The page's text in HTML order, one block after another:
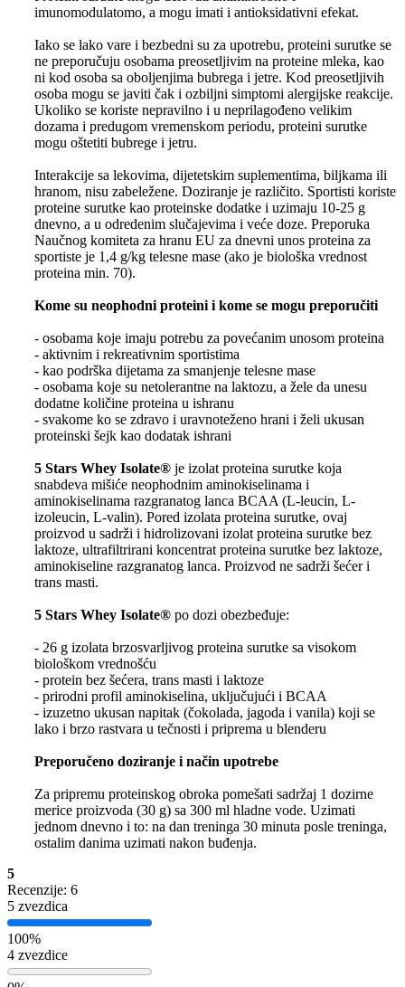
imunomodulatomo, a mogu imati i antioksidativni efekat.
Iako se lako vare i bezbedni su za upotrebu, proteini surutke se
ne preporučuju osobama preosetljivim na proteine mleka, kao
ni kod osoba sa oboljenjima bubrega i jetre. Kod preosetljivih
osoba mogu se javiti čak i ozbiljni simptomi alergijske reakcije.
Ukoliko se koriste nepravilno i u neprilagođeno velikim
dozama i predugom vremenskom periodu, proteini surutke
mogu oštetiti bubrege i jetru.
Interakcije sa lekovima, dijetetskim suplementima, biljkama ili
hranom, nisu zabeležene. Doziranje je različito. Sportisti koriste
proteine surutke kao proteinske dodatke i uzimaju 10-25 g
dnevno, a u odredenim slučajevima i veće doze. Preporuka
Naučnog komiteta za hranu EU za dnevni unos proteina za
sportiste je 1,4 g/kg telesne mase (ako je biološka vrednost
proteina min. 70).
Kome su neophodni proteini i kome se mogu preporučiti
- osobama koje imaju potrebu za povećanim unosom proteina
- aktivnim i rekreativnim sportistima
- kao podrška dijetama za smanjenje telesne mase
- osobama koje su netolerantne na laktozu, a žele da unesu
dodatne količine proteina u ishranu
- svakome ko se zdravo i uravnoteženo hrani i želi ukusan
proteinski šejk kao dodatak ishrani
5 Stars Whey Isolate® je izolat proteina surutke koja
snabdeva mišiće neophodnim aminokiselinama i
aminokiselinama razgranatog lanca BCAA (L-leucin, L-
izoleucin, L-valin). Pored izolata proteina surutke, ovaj
proizvod u sadrži i hidrolizovani izolat proteina surutke bez
laktoze, ultrafiltrirani koncentrat proteina surutke bez laktoze,
aminokiseline razgranatog lanca. Proizvod ne sadrži šećer i
trans masti.
5 Stars Whey Isolate® po dozi obezbeđuje:
- 26 g izolata brzosvarljivog proteina surutke sa visokom
biološkom vrednošću
- protein bez šećera, trans masti i laktoze
- prirodni profil aminokiselina, uključujući i BCAA
- izuzetno ukusan napitak (čokolada, jagoda i vanila) koji se
lako i brzo rastvara u tečnosti i priprema u blenderu
Preporučeno doziranje i način upotrebe
Za pripremu proteinskog obroka pomešati sadržaj 1 dozirne
merice proizvoda (30 g) sa 300 ml hladne vode. Uzimati
jednom dnevno i to: na dan treninga 30 minuta posle treninga,
ostalim danima uzimati nakon buđenja.
5
Recenzije: 6
5 zvezdica
100%
4 zvezdice